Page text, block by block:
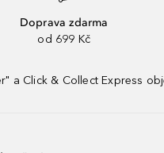
Doprava zdarma
od 699 Kč
a Click & Collect Express